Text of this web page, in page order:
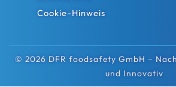
Cookie-Hinweis
© 2026 DFR foodsafety GmbH –
und Innovativ